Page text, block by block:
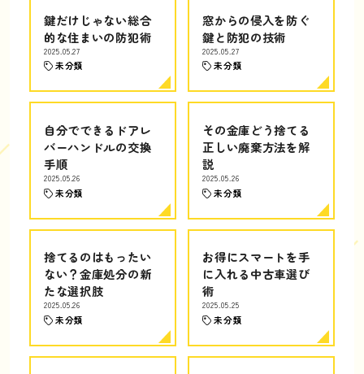
鍵だけじゃない総合
的な住まいの防犯術
2025.05.27
未分類
窓からの侵入を防ぐ
鍵と防犯の技術
2025.05.27
未分類
自分でできるドアレ
バーハンドルの交換
手順
2025.05.26
未分類
その金庫どう捨てる
正しい廃棄方法を解
説
2025.05.26
未分類
捨てるのはもったい
ない？金庫処分の新
たな選択肢
2025.05.26
未分類
お得にスマートを手
に入れる中古車選び
術
2025.05.25
未分類